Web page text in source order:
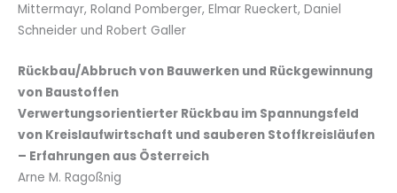
Mittermayr, Roland Pomberger, Elmar Rueckert, Daniel
Schneider und Robert Galler
Rückbau/Abbruch von Bauwerken und Rückgewinnung
von Baustoffen
Verwertungsorientierter Rückbau im Spannungsfeld
von Kreislaufwirtschaft und sauberen Stoffkreisläufen
– Erfahrungen aus Österreich
Arne M. Ragoßnig